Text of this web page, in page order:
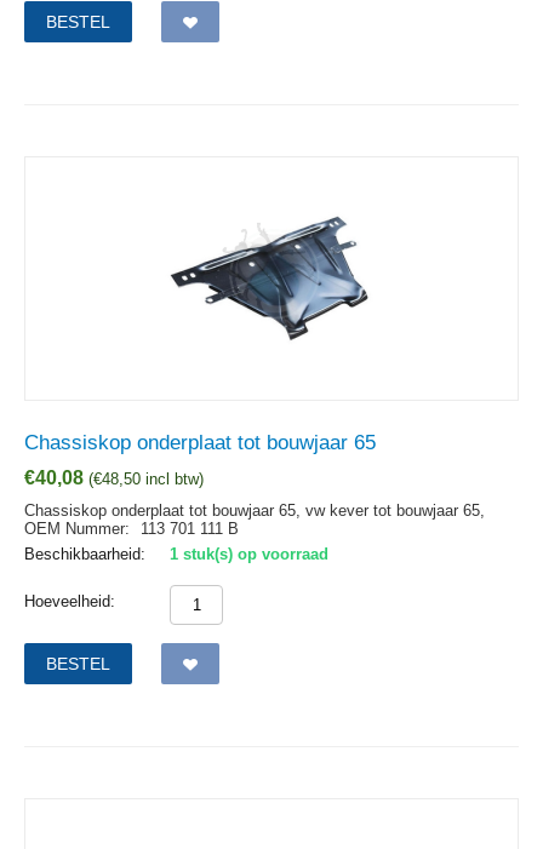
BESTEL
Chassiskop onderplaat tot bouwjaar 65
€40,08 (€48,50 incl btw)
Chassiskop onderplaat tot bouwjaar 65, vw kever tot bouwjaar 65,
OEM Nummer:
113 701 111 B
Beschikbaarheid:
1 stuk(s) op voorraad
Hoeveelheid:
BESTEL